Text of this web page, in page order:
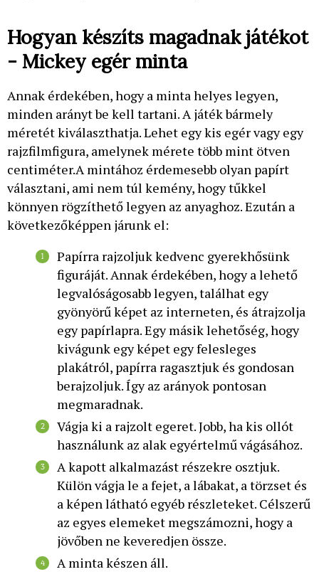
Hogyan készíts magadnak játékot
- Mickey egér minta
Annak érdekében, hogy a minta helyes legyen,
minden arányt be kell tartani. A játék bármely
méretét kiválaszthatja. Lehet egy kis egér vagy egy
rajzfilmfigura, amelynek mérete több mint ötven
centiméter.A mintához érdemesebb olyan papírt
választani, ami nem túl kemény, hogy tűkkel
könnyen rögzíthető legyen az anyaghoz. Ezután a
következőképpen járunk el:
Papírra rajzoljuk kedvenc gyerekhősünk
figuráját. Annak érdekében, hogy a lehető
legvalóságosabb legyen, találhat egy
gyönyörű képet az interneten, és átrajzolja
egy papírlapra. Egy másik lehetőség, hogy
kivágunk egy képet egy felesleges
plakátról, papírra ragasztjuk és gondosan
berajzoljuk. Így az arányok pontosan
megmaradnak.
Vágja ki a rajzolt egeret. Jobb, ha kis ollót
használunk az alak egyértelmű vágásához.
A kapott alkalmazást részekre osztjuk.
Külön vágja le a fejet, a lábakat, a törzset és
a képen látható egyéb részleteket. Célszerű
az egyes elemeket megszámozni, hogy a
jövőben ne keveredjen össze.
A minta készen áll.